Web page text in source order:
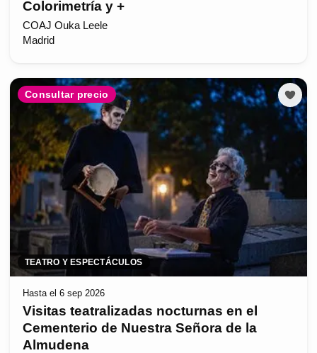
Colorimetría y +
COAJ Ouka Leele
Madrid
Consultar precio
TEATRO Y ESPECTÁCULOS
Hasta el 6 sep 2026
Visitas teatralizadas nocturnas en el
Cementerio de Nuestra Señora de la
Almudena